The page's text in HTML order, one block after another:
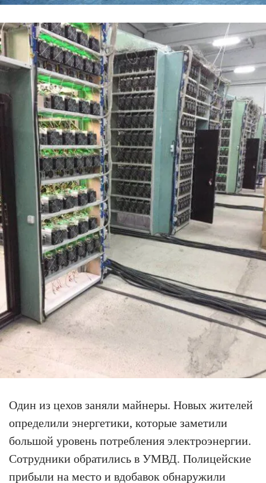
Один из цехов заняли майнеры. Новых жителей
определили энергетики, которые заметили
большой уровень потребления электроэнергии.
Сотрудники обратились в УМВД. Полицейские
прибыли на место и вдобавок обнаружили